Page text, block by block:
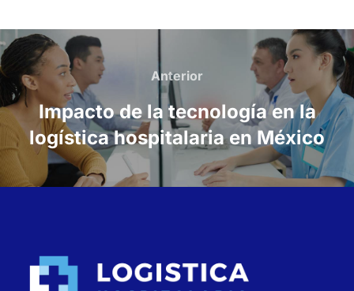
Navegación
de
entradas
Anterior
Anterior
Impacto de la tecnología en la
logística hospitalaria en México